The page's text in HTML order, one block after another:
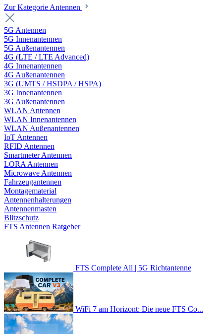
Zur Kategorie Antennen
5G Antennen
5G Innenantennen
5G Außenantennen
4G (LTE / LTE Advanced)
4G Innenantennen
4G Außenantennen
3G (UMTS / HSDPA / HSPA)
3G Innenantennen
3G Außenantennen
WLAN Antennen
WLAN Innenantennen
WLAN Außenantennen
IoT Antennen
RFID Antennen
Smartmeter Antennen
LORA Antennen
Microwave Antennen
Fahrzeugantennen
Montagematerial
Antennenhalterungen
Antennenmasten
Blitzschutz
FTS Antennen Ratgeber
FTS Complete All | 5G Richtantenne
WiFi 7 am Horizont: Die neue FTS Co...